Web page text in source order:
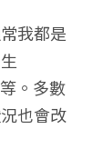
我都是
。多數
也會改